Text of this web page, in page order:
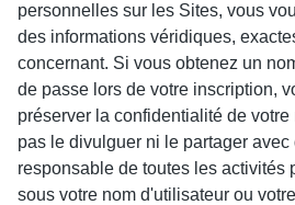
personnelles sur les Sites, vous
des informations véridiques,
concernant. Si vous obtenez un
de passe lors de votre inscription,
préserver la confidentialité de
pas le divulguer ni le partager avec
responsable de toutes les activités
sous votre nom d'utilisateur ou